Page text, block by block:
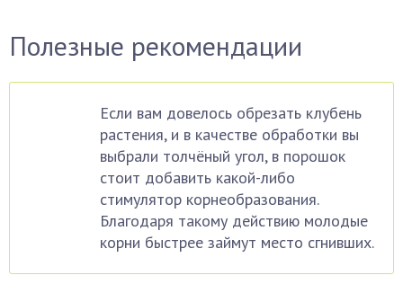
Полезные рекомендации
Если вам довелось обрезать клубень
растения, и в качестве обработки вы
выбрали толчёный угол, в порошок
стоит добавить какой-либо
стимулятор корнеобразования.
Благодаря такому действию молодые
корни быстрее займут место сгнивших.